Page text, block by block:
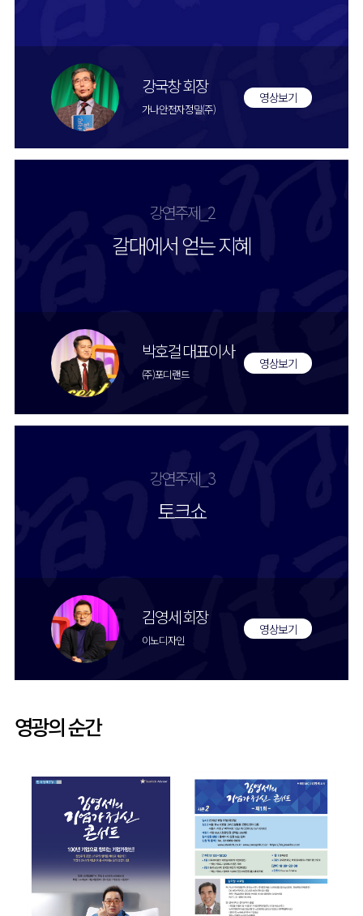
강국창 회장
가나안전자정밀(주)
영상보기
강연주제_2
갈대에서 얻는 지혜
박호걸 대표이사
(주)포디랜드
영상보기
강연주제_3
토크쇼
김영세 회장
이노디자인
영상보기
영광의 순간